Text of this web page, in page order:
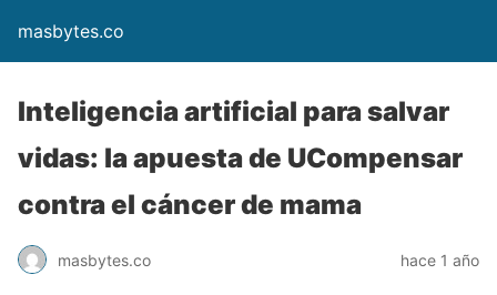
masbytes.co
Inteligencia artificial para salvar
vidas: la apuesta de UCompensar
contra el cáncer de mama
masbytes.co hace 1 año